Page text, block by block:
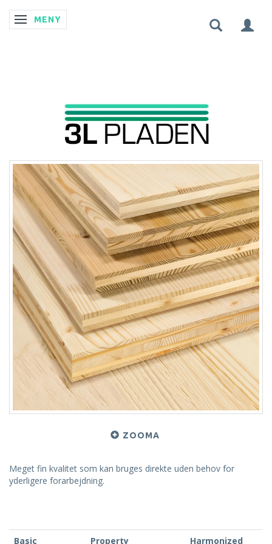
ÄNDRA NAVIGERING
MENY
ZOOMA
Meget fin kvalitet som kan bruges direkte uden behov for
yderligere forarbejdning.
Basic Property Harmonized